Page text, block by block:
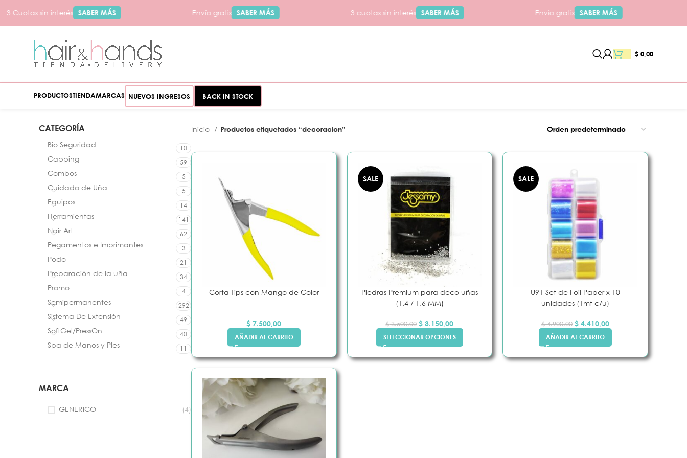
3 Cuotas sin interés SABER MÁS Envío gratis SABER MÁS 3 cuotas sin interés SABER MÁS Envío gratis SABER MÁS
$ 0,00
PRODUCTOS
Pegamentos
CUIDADO DE UÑA
Aceites
Tratamientos
PEGAMENTOS E
IMPRIMANTES
TIENDAMARCAS NUEVOS INGRESOS BACK IN STOCK
CATEGORÍA
Bio Seguridad 10
Capping 59
Combos 5
Cuidado de Uña 5
Equipos 14
Herramientas 141
Nair Art 62
Pegamentos e Imprimantes 3
Podo 21
Preparación de la uña 34
Promo 4
Semipermanentes 292
Sistema De Extensión 49
SoftGel/PressOn 40
Spa de Manos y Pies 11
MARCA
GENERICO (4)
Inicio Productos etiquetados “decoracion”
Corta Tips con Mango de Color
$ 7.500,00
AÑADIR AL CARRITO
SALE
Piedras Premium para deco uñas
(1.4 / 1.6 MM)
$3.500,00 $ 3.150,00
SELECCIONAR OPCIONES
SALE
U91 Set de Foil Paper x 10
unidades (1mt c/u)
$4.900,00 $ 4.410,00
AÑADIR AL CARRITO